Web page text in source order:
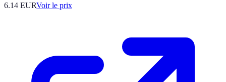
6.14 EURVoir le prix